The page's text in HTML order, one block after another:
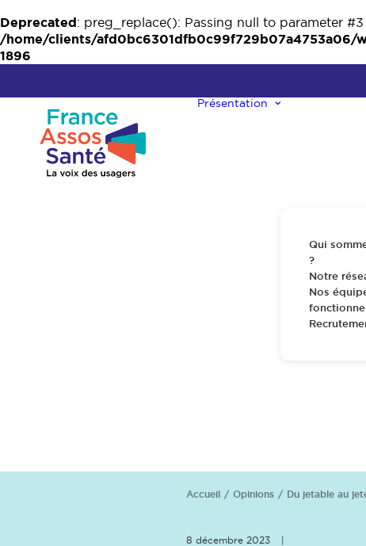
Deprecated: preg_replace(): Passing null to parameter
/home/clients/
1896
Présentation
Qui
?
Notre
Nos
Accueil Opinions Du jetable au
8 décembre 2023 |